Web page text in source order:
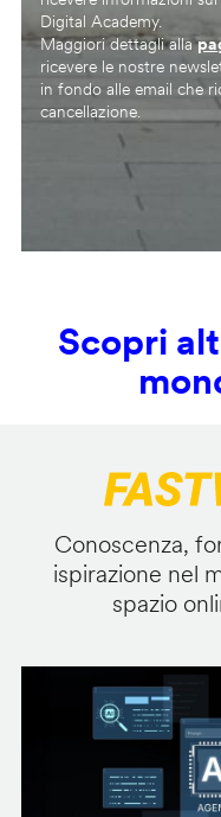
Digital Academy.
Maggiori dettagli alla
ricevere le nostre
in fondo alle email che
cancellazione.
Scopri
Conoscenza,
ispirazione nel
spazio